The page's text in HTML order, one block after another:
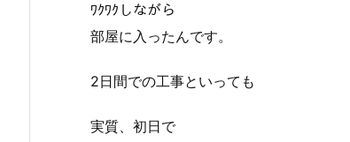
ﾜｸﾜｸしながら
部屋に入ったんです。
2日間での工事といっても
実質、初日で